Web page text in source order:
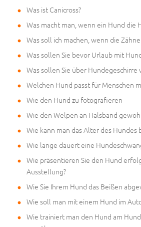
Was ist Canicross?
Was macht man, wenn ein Hund die
Was soll ich machen, wenn die
Was sollen Sie bevor Urlaub mit
Was sollen Sie über Hundegeschirre
Welchen Hund passt für Menschen
Wie den Hund zu fotografieren
Wie den Welpen an Halsband
Wie kann man das Alter des Hundes
Wie lange dauert eine
Wie präsentieren Sie den Hund
Ausstellung?
Wie Sie Ihrem Hund das Beißen
Wie soll man mit einem Hund im
Wie trainiert man den Hund am